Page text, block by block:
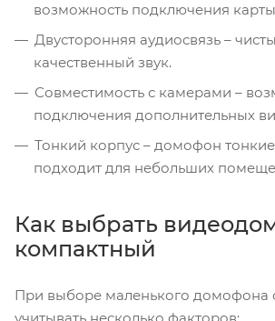
возможность подключения
Двусторонняя аудиосвязь –
качественный звук.
Совместимость с камерами –
подключения дополнительных
Тонкий корпус – домофон
подходит для небольших
Как выбрать
компактный
При выборе маленького домофона